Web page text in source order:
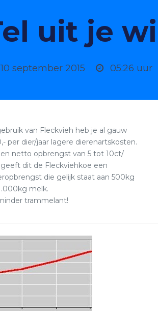
uit je
10 september 2015 05:26 uur
van Fleckvieh heb je al gauw
per dier/jaar lagere dierenartskosten.
netto opbrengst van 5 tot 10ct/
dit de Fleckviehkoe een
die gelijk staat aan 500kg
melk.
trammelant!